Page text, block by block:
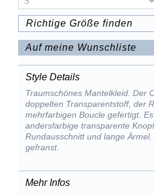
Richtige Größe finden
Auf meine Wunschliste
Style Details
Traumschönes Mantelkleid. Der
doppelten Transparentstoff, der
mehrfarbigen Boucle gefertigt.
andersfarbige transparente
Rundausschnitt und lange
gefranst.
Mehr Infos